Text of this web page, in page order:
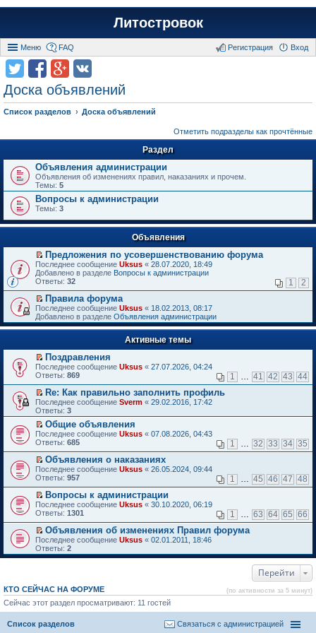
Литостровок
Меню FAQ Вход
Регистрация
Доска объявлений
Список разделов Доска объявлений
Отметить подразделы как прочтённые
Раздел
Объявления администрации
Объявления об изменениях правил, наказаниях и прочем.
Темы: 5
Вопросы к администрации
Темы: 3
Объявления
П
е
р
й
т
и
к
п
в
о
м
у
н
е
п
р
о
ч
и
а
н
н
о
м
у
с
о
о
б
щ
е
н
Предложения по усовершенствованию форума
Последнее сообщение Uksus « 28.07.2020, 18:49
Добавлено в разделе Вопросы к администрации
Ответы: 32 1 2
П
е
р
е
т
и
к
п
р
в
о
м
у
н
е
п
р
о
ч
т
а
н
н
о
м
у
с
о
щ
е
н
и
Правила форума
Последнее сообщение Uksus « 18.02.2013, 08:17
Добавлено в разделе Объявления администрации
Активные темы
П
е
е
й
т
и
к
п
е
в
о
м
у
н
е
п
р
о
ч
и
т
а
о
м
у
с
о
Поздравления
Последнее сообщение Uksus « 27.07.2026, 04:24
Ответы: 869 1 … 41 42 43 44
П
е
р
е
й
т
и
к
п
е
в
о
м
у
н
е
п
р
о
т
а
н
н
м
Re: Как правильно заполнить профиль
Последнее сообщение Sverm « 29.02.2016, 17:42
Ответы: 3
П
е
е
й
т
и
к
п
е
р
в
о
м
у
н
о
ч
а
Общие объявления
Последнее сообщение Uksus « 07.08.2026, 04:43
Ответы: 685 1 … 32 33 34 35
П
е
е
й
т
и
к
п
е
р
в
у
н
е
п
о
Объявления о наказаниях
Последнее сообщение Uksus « 26.05.2024, 09:44
Ответы: 957 1 … 45 46 47 48
П
е
е
й
т
и
р
в
о
м
у
н
Вопросы к администрации
Последнее сообщение Uksus « 30.10.2020, 06:19
Ответы: 1301 1 … 63 64 65 66
П
е
р
и
к
п
е
р
Объявления об изменениях Правил форума
Последнее сообщение Uksus « 02.01.2011, 18:46
Ответы: 2
Перейти
КТО СЕЙЧАС НА ФОРУМЕ (по активности за 5 минут)
Сейчас этот раздел просматривают: 11 гостей
Список разделов Связаться с администрацией